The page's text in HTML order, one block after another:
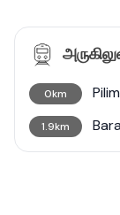
0km
1.9km